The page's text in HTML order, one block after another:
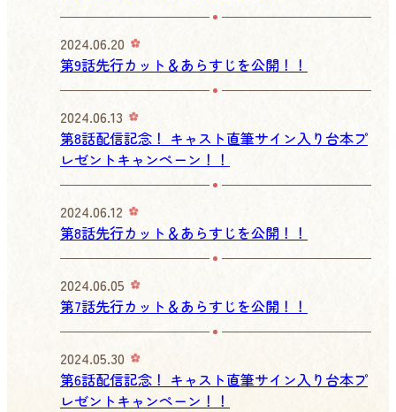
2024.06.20
第9話先行カット＆あらすじを公開！！
2024.06.13
第8話配信記念！ キャスト直筆サイン入り台本プ
レゼントキャンペーン！！
2024.06.12
第8話先行カット＆あらすじを公開！！
2024.06.05
第7話先行カット＆あらすじを公開！！
2024.05.30
第6話配信記念！ キャスト直筆サイン入り台本プ
レゼントキャンペーン！！